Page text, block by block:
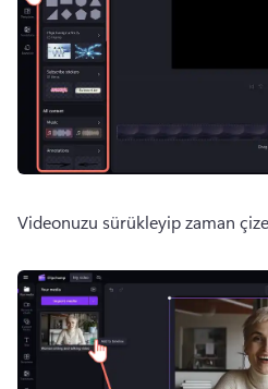
Videonuzu sürükleyip zaman